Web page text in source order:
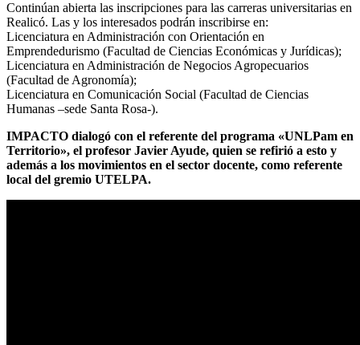
Continúan abierta las inscripciones para las carreras universitarias en
Realicó. Las y los interesados podrán inscribirse en:
Licenciatura en Administración con Orientación en
Emprendedurismo (Facultad de Ciencias Económicas y Jurídicas);
Licenciatura en Administración de Negocios Agropecuarios
(Facultad de Agronomía);
Licenciatura en Comunicación Social (Facultad de Ciencias
Humanas –sede Santa Rosa-).
IMPACTO dialogó con el referente del programa «UNLPam en
Territorio», el profesor Javier Ayude, quien se refirió a esto y
además a los movimientos en el sector docente, como referente
local del gremio UTELPA.